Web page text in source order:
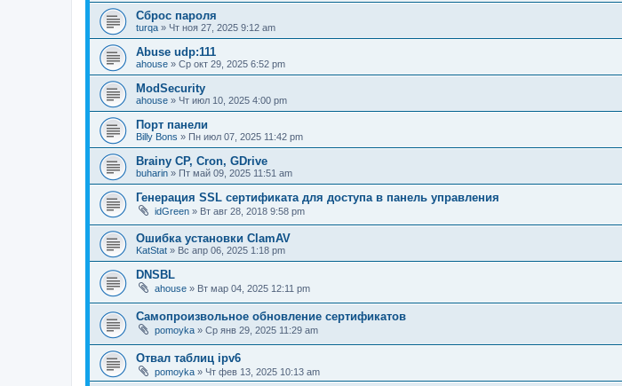
Сброс пароля
turqa » Чт ноя 27, 2025 9:12 am
Abuse udp:111
ahouse » Ср окт 29, 2025 6:52 pm
ModSecurity
ahouse » Чт июл 10, 2025 4:00 pm
Порт панели
Billy Bons » Пн июл 07, 2025 11:42 pm
Brainy CP, Cron, GDrive
buharin » Пт май 09, 2025 11:51 am
Генерация SSL сертификата для доступа в панель управления
idGreen » Вт авг 28, 2018 9:58 pm
Ошибка установки ClamAV
KatStat » Вс апр 06, 2025 1:18 pm
DNSBL
ahouse » Вт мар 04, 2025 12:11 pm
Самопроизвольное обновление сертификатов
pomoyka » Ср янв 29, 2025 11:29 am
Отвал таблиц ipv6
pomoyka » Чт фев 13, 2025 10:13 am